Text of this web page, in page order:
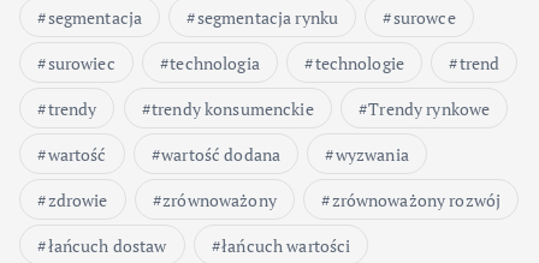
segmentacja
segmentacja rynku
surowce
surowiec
technologia technologie
trend
trendy
trendy konsumenckie
Trendy rynkowe
wartość
wartość dodana
wyzwania
zdrowie
zrównoważony
zrównoważony rozwój
łańcuch dostaw
łańcuch wartości